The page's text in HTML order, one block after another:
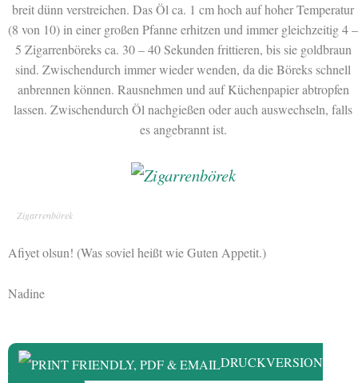
breit dünn verstreichen. Das Öl ca. 1 cm hoch auf hoher Temperatur
(8 von 10) in einer großen Pfanne erhitzen und immer gleichzeitig 4 –
5 Zigarrenböreks ca. 30 – 40 Sekunden frittieren, bis sie goldbraun
sind. Zwischendurch immer wieder wenden, da die Böreks schnell
anbrennen können. Rausnehmen und auf Küchenpapier abtropfen
lassen. Zwischendurch Öl nachgießen oder auch auswechseln, falls
es angebrannt ist.
Zigarrenbörek
Afiyet olsun! (Was soviel heißt wie Guten Appetit.)
Nadine
DRUCKVERSION